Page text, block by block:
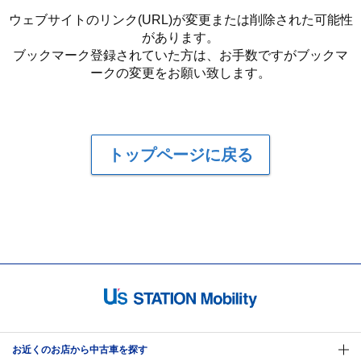
ウェブサイトのリンク(URL)が変更または削除された可能性
があります。
ブックマーク登録されていた方は、お手数ですがブックマ
ークの変更をお願い致します。
トップページに戻る
お近くのお店から中古車を探す